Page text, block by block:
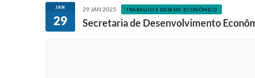
JAN
29
29 JAN 2025 TRABALHO E DESENV. ECONÔMICO
Secretaria de Desenvolvimento